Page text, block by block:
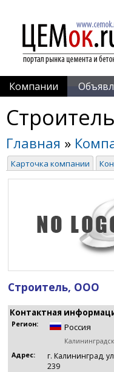
Компании
Главная »
Карточка компании
Строитель, ООО
Контактная
Регион: Россия
Адрес:
г. Калининград,
239